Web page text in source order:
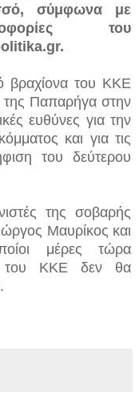
σύμφωνα με
του
βραχίονα του ΚΚΕ
της Παπαρήγα στην
ευθύνες για την
και για τις
του δεύτερου
της σοβαρής
Μαυρίκος και
μέρες τώρα
του ΚΚΕ δεν θα